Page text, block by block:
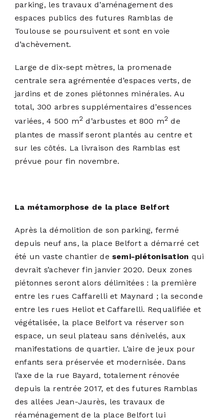
parking, les travaux d’aménagement des
espaces publics des futures Ramblas de
Toulouse se poursuivent et sont en voie
d’achèvement.
Large de dix-sept mètres, la promenade
centrale sera agrémentée d’espaces verts, de
jardins et de zones piétonnes minérales. Au
total, 300 arbres supplémentaires d’essences
variées, 4 500 m2 d’arbustes et 800 m2 de
plantes de massif seront plantés au centre et
sur les côtés. La livraison des Ramblas est
prévue pour fin novembre.
La métamorphose de la place Belfort
Après la démolition de son parking, fermé
depuis neuf ans, la place Belfort a démarré cet
été un vaste chantier de semi-piétonisation qui
devrait s’achever fin janvier 2020. Deux zones
piétonnes seront alors délimitées : la première
entre les rues Caffarelli et Maynard ; la seconde
entre les rues Heliot et Caffarelli. Requalifiée et
végétalisée, la place Belfort va réserver son
espace, un seul plateau sans dénivelés, aux
manifestations de quartier. L’aire de jeux pour
enfants sera préservée et modernisée. Dans
l’axe de la rue Bayard, totalement rénovée
depuis la rentrée 2017, et des futures Ramblas
des allées Jean-Jaurès, les travaux de
réaménagement de la place Belfort lui